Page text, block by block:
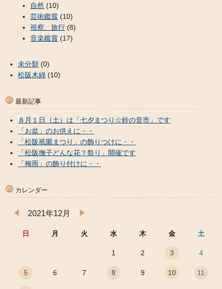
自然 (10)
芸術鑑賞 (10)
視察、旅行 (8)
音楽鑑賞 (17)
未分類 (0)
松阪木綿 (10)
最新記事
８月１日（土）は「七夕まつり☆鈴の音市」です
「お盆」のお供えに・・
「松阪祇園まつり」の飾りつけに・・
「松阪撫子どんな花？祭り」開催です
「梅雨」の飾り付けに・・
カレンダー
2021年12月
日 月 火 水 木 金 土
1 2 3 4
5 6 7 8 9 10 11